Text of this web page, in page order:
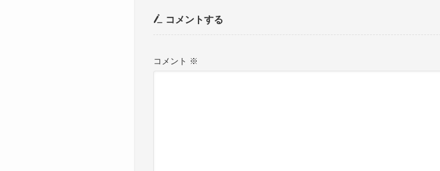
コメントする
コメント ※